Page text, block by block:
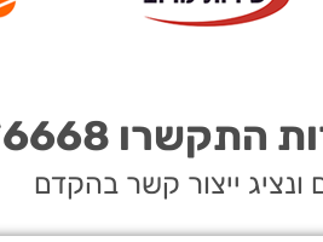
6668*
ונציג ייצור קשר בהקדם